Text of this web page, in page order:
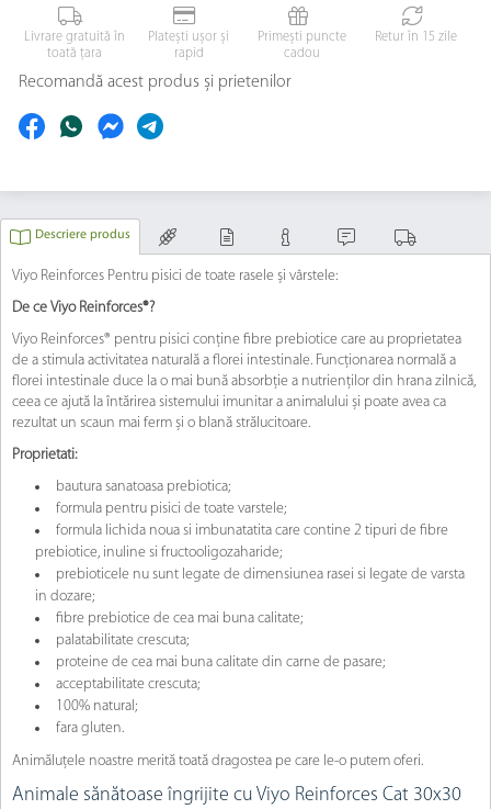
Livrare gratuită în
toată țara
Platești ușor și
rapid
Primești puncte
cadou
Retur în 15 zile
Recomandă acest produs și prietenilor
Descriere produs
Viyo Reinforces Pentru pisici de toate rasele și vârstele:
De ce Viyo Reinforces®?
Viyo Reinforces® pentru pisici conține fibre prebiotice care au proprietatea
de a stimula activitatea naturală a florei intestinale. Funcționarea normală a
florei intestinale duce la o mai bună absorbție a nutrienților din hrana zilnică,
ceea ce ajută la întărirea sistemului imunitar a animalului și poate avea ca
rezultat un scaun mai ferm și o blană strălucitoare.
Proprietati:
bautura sanatoasa prebiotica;
formula pentru pisici de toate varstele;
formula lichida noua si imbunatatita care contine 2 tipuri de fibre
prebiotice, inuline si fructooligozaharide;
prebioticele nu sunt legate de dimensiunea rasei si legate de varsta
in dozare;
fibre prebiotice de cea mai buna calitate;
palatabilitate crescuta;
proteine de cea mai buna calitate din carne de pasare;
acceptabilitate crescuta;
100% natural;
fara gluten.
Animăluțele noastre merită toată dragostea pe care le-o putem oferi.
Animale sănătoase îngrijite cu Viyo Reinforces Cat 30x30